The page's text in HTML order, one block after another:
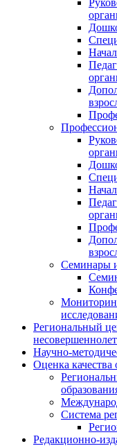
Семинары
Региональный
Научно-
Оценка качества
Система
Редакционно-